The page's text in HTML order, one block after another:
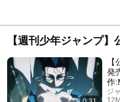
【週刊少年ジャンプ】
発
作
ジ